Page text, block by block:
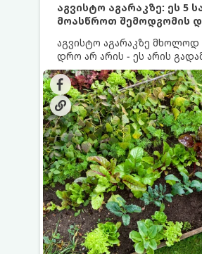
აგვისტო აგარაკზე: ეს 5
მოასწროთ შემოდგომის
აგვისტო აგარაკზე მხოლოდ
დრო არ არის - ეს არის
როდესაც საფუძველი
მოსავალს და ბაღი
ზამთრის სეზონისთვის.
ნიადაგმა ენერგია
მცენარეებმა ზამთარს
ბოლომდე 5 მნიშვნელოვანი
უნდა მოასწროთ: